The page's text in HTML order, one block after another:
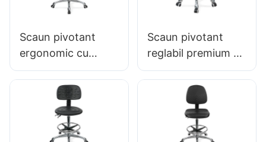
Scaun pivotant
ergonomic cu
scaun de spumă
intergal de spătar &
ESD Science Lab
Stool Inel de picior
reglabil în înălțime
Scaun pivotant
reglabil premium cu
mâner, Scaun cu
spumă intergal &
PU PU STOOL
DESCHIP DE PUT
ALIMENTARE AU-A